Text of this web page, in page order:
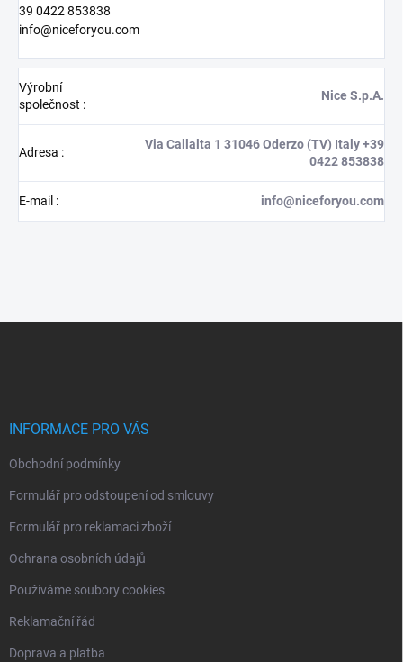
39 0422 853838
info@niceforyou.com
Výrobní
společnost :
Nice S.p.A.
Adresa :
Via Callalta 1 31046 Oderzo (TV) Italy +39
0422 853838
E-mail : info@niceforyou.com
INFORMACE PRO VÁS
Obchodní podmínky
Formulář pro odstoupení od smlouvy
Formulář pro reklamaci zboží
Ochrana osobních údajů
Používáme soubory cookies
Reklamační řád
Doprava a platba